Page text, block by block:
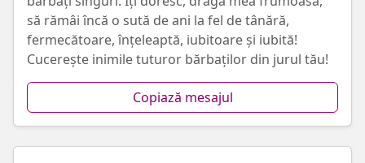
să rămâi încă o sută de ani la fel de tânără,
fermecătoare, înțeleaptă, iubitoare și iubită!
Cucerește inimile tuturor bărbaților din jurul tău!
Copiază mesajul